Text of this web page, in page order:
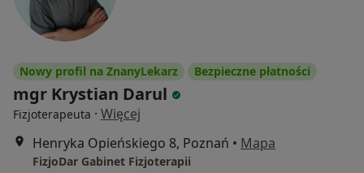
Nowy profil na ZnanyLekarz Bezpieczne płatności
mgr Krystian Darul
Fizjoterapeuta · Więcej
Henryka Opieńskiego 8, Poznań • Mapa
FizjoDar Gabinet Fizjoterapii